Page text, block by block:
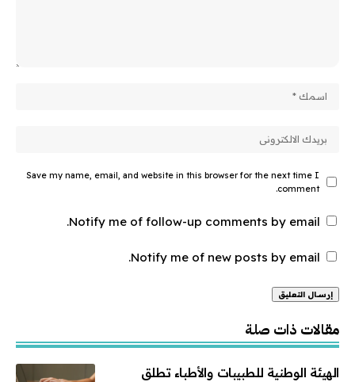
Save my name, email, and website in this browser for the next time I
comment.
Notify me of follow-up comments by email.
Notify me of new posts by email.
مقالات ذات صلة
الهيئة الوطنية للطبيبات والأطباء تطلق